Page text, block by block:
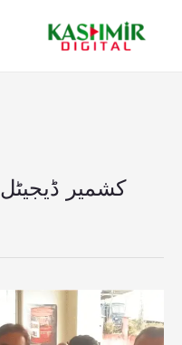
کشمیر ڈیجیٹل
پاسبان
حریت